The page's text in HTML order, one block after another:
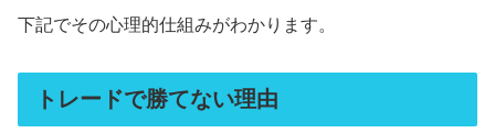
下記でその心理的仕組みがわかります。
トレードで勝てない理由